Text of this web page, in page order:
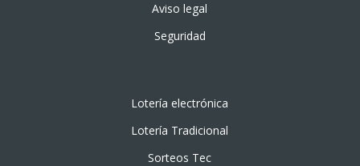
Aviso legal
Seguridad
Lotería electrónica
Lotería Tradicional
Sorteos Tec